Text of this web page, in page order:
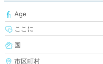
Age
ここに
国
市区町村